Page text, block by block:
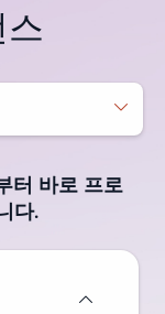
터 바로 프로
다.